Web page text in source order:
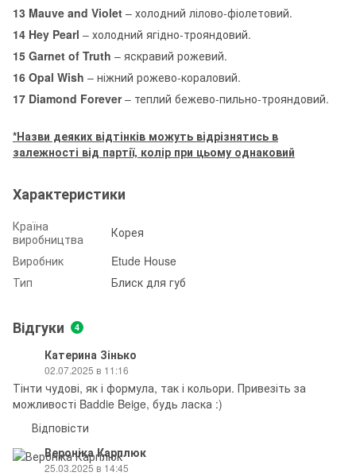
13 Mauve and Violet – холодний лілово-фіолетовий.
14 Hey Pearl – холодний ягідно-трояндовий.
15 Garnet of Truth – яскравий рожевий.
16 Opal Wish – ніжний рожево-кораловий.
17 Diamond Forever– теплий бежево-пильно-трояндовий.
*Назви деяких відтінків можуть відрізнятись в
залежності від партії, колір при цьому однаковий
Характеристики
Країна
виробництва
Корея
Виробник
Etude House
Тип
Блиск для губ
Відгуки 4
Катерина Зінько
02.07.2025 в 11:16
Тінти чудові, як і формула, так і кольори. Привезіть за
можливості Baddie Beige, будь ласка :)
Відповісти
Вероніка Карплюк
25.03.2025 в 14:45